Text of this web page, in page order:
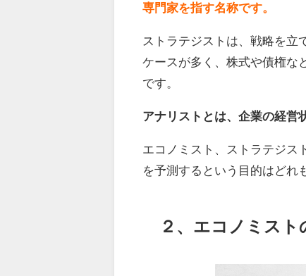
専門家を指す名称です。
ストラテジストは、戦略を立
ケースが多く、株式や債権な
です。
アナリストとは、企業の経営
エコノミスト、ストラテジス
を予測するという目的はどれ
２、エコノミスト